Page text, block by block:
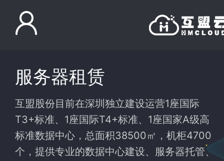
服务器租赁
互盟股份目前在深圳独立建设运营1座国际
T3+标准、1座国际T4+标准、1座国家A级高
标准数据中心，总面积38500㎡，机柜4700
个，提供专业的数据中心建设、服务器托管、